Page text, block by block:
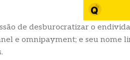
de desburocratizar o
e omnipayment; e seu nome